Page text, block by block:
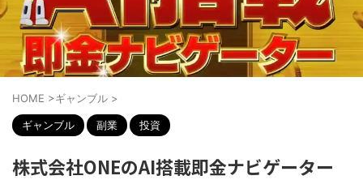
HOME >ギャンブル >
ギャンブル 副業 投資
株式会社ONEのAI搭載即金ナビゲーター